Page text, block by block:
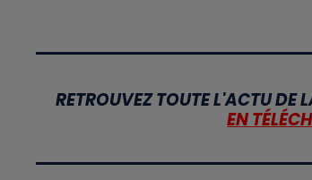
RETROUVEZ TOUTE L'ACTU DE
EN